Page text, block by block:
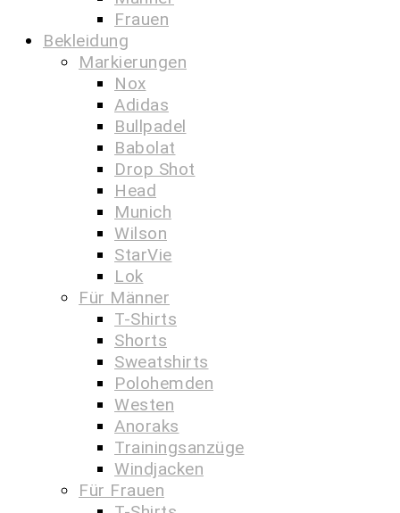
Frauen
Bekleidung
Markierungen
Nox
Adidas
Bullpadel
Babolat
Drop Shot
Head
Munich
Wilson
StarVie
Lok
Für Männer
T-Shirts
Shorts
Sweatshirts
Polohemden
Westen
Anoraks
Trainingsanzüge
Windjacken
Für Frauen